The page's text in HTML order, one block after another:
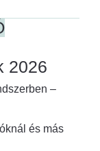
2026
–
és más